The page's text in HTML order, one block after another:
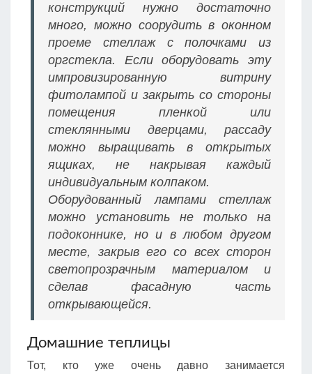
конструкций нужно достаточно
много, можно соорудить в оконном
проеме стеллаж с полочками из
оргстекла. Если оборудовать эту
импровизированную витрину
фитолампой и закрыть со стороны
помещения пленкой или
стеклянными дверцами, рассаду
можно выращивать в открытых
ящиках, не накрывая каждый
индивидуальным колпаком.
Оборудованный лампами стеллаж
можно установить не только на
подоконнике, но и в любом другом
месте, закрыв его со всех сторон
светопрозрачным материалом и
сделав фасадную часть
открывающейся.
Домашние теплицы
Тот, кто уже очень давно занимается